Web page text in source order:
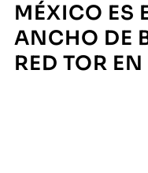
MÉXICO ES
ANCHO DE
RED TOR